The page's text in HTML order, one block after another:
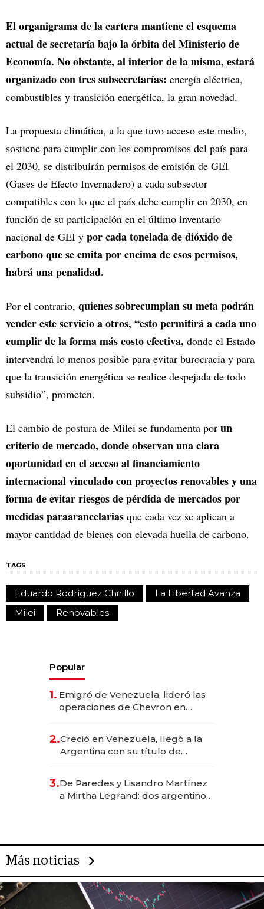
El organigrama de la cartera mantiene el esquema
actual de secretaría bajo la órbita del Ministerio de
Economía. No obstante, al interior de la misma, estará
organizado con tres subsecretarías: energía eléctrica,
combustibles y transición energética, la gran novedad.
La propuesta climática, a la que tuvo acceso este medio,
sostiene para cumplir con los compromisos del país para
el 2030, se distribuirán permisos de emisión de GEI
(Gases de Efecto Invernadero) a cada subsector
compatibles con lo que el país debe cumplir en 2030, en
función de su participación en el último inventario
nacional de GEI y por cada tonelada de dióxido de
carbono que se emita por encima de esos permisos,
habrá una penalidad.
Por el contrario, quienes sobrecumplan su meta podrán
vender este servicio a otros, “esto permitirá a cada uno
cumplir de la forma más costo efectiva, donde el Estado
intervendrá lo menos posible para evitar burocracia y para
que la transición energética se realice despejada de todo
subsidio”, prometen.
El cambio de postura de Milei se fundamenta por un
criterio de mercado, donde observan una clara
oportunidad en el acceso al financiamiento
internacional vinculado con proyectos renovables y una
forma de evitar riesgos de pérdida de mercados por
medidas paraarancelarias que cada vez se aplican a
mayor cantidad de bienes con elevada huella de carbono.
TAGS
Eduardo Rodríguez Chirillo
La Libertad Avanza
Milei
Renovables
Popular
1. Emigró de Venezuela, lideró las
operaciones de Chevron en
2.Creció en Venezuela, llegó a la
Argentina con su título de
las marcas "fast premium"
3.De Paredes y Lisandro Martínez
a Mirtha Legrand: dos argentinos
Más noticias